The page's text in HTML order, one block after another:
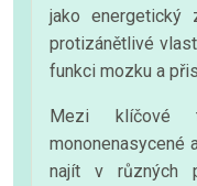
jako energetický
protizánětlivé
funkci mozku a
Mezi klíčové
mononenasycené
najít v různých